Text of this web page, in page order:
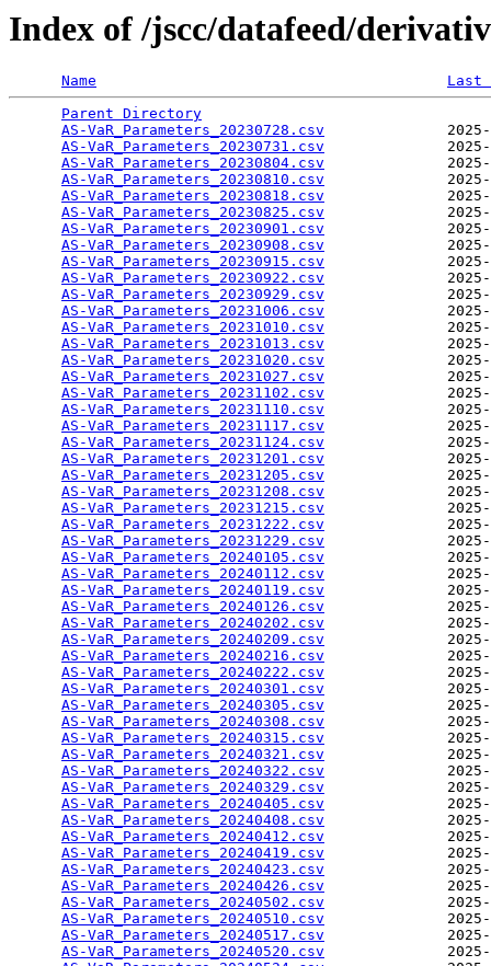
Index of /jscc/datafeed/
Name
Last
Parent Directory
AS-VaR_Parameters_20230728.csv
AS-VaR_Parameters_20230731.csv
AS-VaR_Parameters_20230804.csv
AS-VaR_Parameters_20230810.csv
AS-VaR_Parameters_20230818.csv
AS-VaR_Parameters_20230825.csv
AS-VaR_Parameters_20230901.csv
AS-VaR_Parameters_20230908.csv
AS-VaR_Parameters_20230915.csv
AS-VaR_Parameters_20230922.csv
AS-VaR_Parameters_20230929.csv
AS-VaR_Parameters_20231006.csv
AS-VaR_Parameters_20231010.csv
AS-VaR_Parameters_20231013.csv
AS-VaR_Parameters_20231020.csv
AS-VaR_Parameters_20231027.csv
AS-VaR_Parameters_20231102.csv
AS-VaR_Parameters_20231110.csv
AS-VaR_Parameters_20231117.csv
AS-VaR_Parameters_20231124.csv
AS-VaR_Parameters_20231201.csv
AS-VaR_Parameters_20231205.csv
AS-VaR_Parameters_20231208.csv
AS-VaR_Parameters_20231215.csv
AS-VaR_Parameters_20231222.csv
AS-VaR_Parameters_20231229.csv
AS-VaR_Parameters_20240105.csv
AS-VaR_Parameters_20240112.csv
AS-VaR_Parameters_20240119.csv
AS-VaR_Parameters_20240126.csv
AS-VaR_Parameters_20240202.csv
AS-VaR_Parameters_20240209.csv
AS-VaR_Parameters_20240216.csv
AS-VaR_Parameters_20240222.csv
AS-VaR_Parameters_20240301.csv
AS-VaR_Parameters_20240305.csv
AS-VaR_Parameters_20240308.csv
AS-VaR_Parameters_20240315.csv
AS-VaR_Parameters_20240321.csv
AS-VaR_Parameters_20240322.csv
AS-VaR_Parameters_20240329.csv
AS-VaR_Parameters_20240405.csv
AS-VaR_Parameters_20240408.csv
AS-VaR_Parameters_20240412.csv
AS-VaR_Parameters_20240419.csv
AS-VaR_Parameters_20240423.csv
AS-VaR_Parameters_20240426.csv
AS-VaR_Parameters_20240502.csv
AS-VaR_Parameters_20240510.csv
AS-VaR_Parameters_20240517.csv
AS-VaR_Parameters_20240520.csv